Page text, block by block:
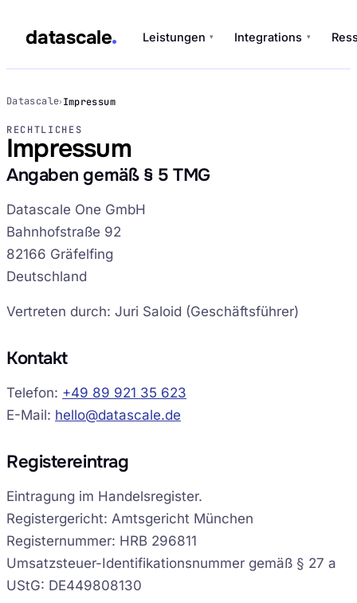
datascale Leistungen ▾ Integrations ▾
Leistungen
Integrations
hello@datascale.de
+49 89 921 35 623
Datascale› Impressum
RECHTLICHES
Impressum
Angaben gemäß § 5 TMG
Datascale One GmbH
Bahnhofstraße 92
82166 Gräfelfing
Deutschland
Vertreten durch: Juri Saloid (Geschäftsführer)
Kontakt
Telefon: +49 89 921 35 623
E-Mail: hello@datascale.de
Registereintrag
Eintragung im Handelsregister.
Registergericht: Amtsgericht München
Registernummer: HRB 296811
Umsatzsteuer-Identifikationsnummer gemäß § 27 a
UStG: DE449808130